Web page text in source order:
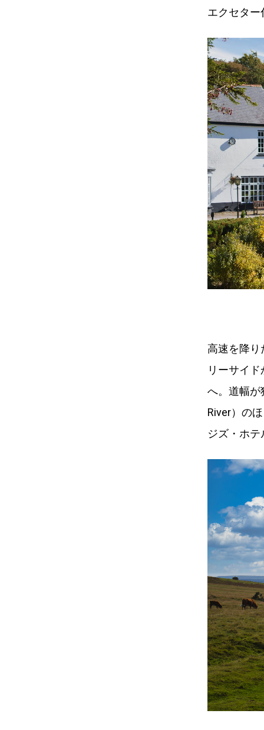
エクセタ
高速を降
リーサイ
へ。道幅
River）の
ジズ・ホ